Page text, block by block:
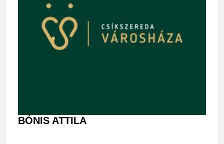
BÓNIS ATTILA